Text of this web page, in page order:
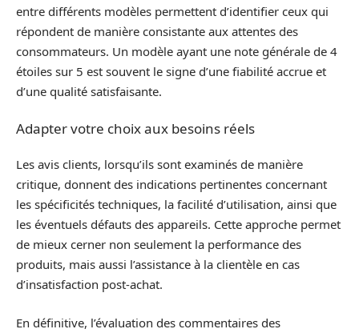
entre différents modèles permettent d’identifier ceux qui
répondent de manière consistante aux attentes des
consommateurs. Un modèle ayant une note générale de 4
étoiles sur 5 est souvent le signe d’une fiabilité accrue et
d’une qualité satisfaisante.
Adapter votre choix aux besoins réels
Les avis clients, lorsqu’ils sont examinés de manière
critique, donnent des indications pertinentes concernant
les spécificités techniques, la facilité d’utilisation, ainsi que
les éventuels défauts des appareils. Cette approche permet
de mieux cerner non seulement la performance des
produits, mais aussi l’assistance à la clientèle en cas
d’insatisfaction post-achat.
En définitive, l’évaluation des commentaires des